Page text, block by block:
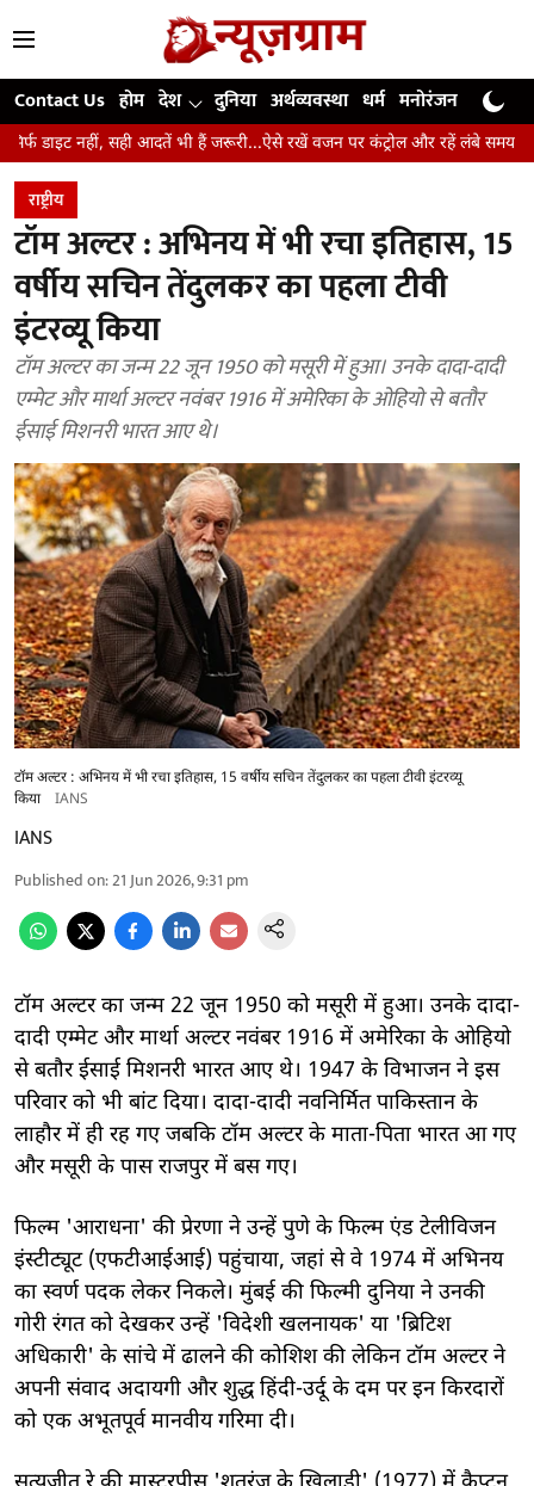
Contact Us होम देश दुनिया अर्थव्यवस्था धर्म मनोरंजन खेल
आदतें भी हैं जरूरी...ऐसे रखें वजन पर कंट्रोल और रहें लंबे समय तक स्वस्थ
राष्ट्रीय
टॉम अल्टर : अभिनय में भी रचा इतिहास, 15
वर्षीय सचिन तेंदुलकर का पहला टीवी
इंटरव्यू किया
टॉम अल्टर का जन्म 22 जून 1950 को मसूरी में हुआ। उनके दादा-दादी
एम्मेट और मार्था अल्टर नवंबर 1916 में अमेरिका के ओहियो से बतौर
ईसाई मिशनरी भारत आए थे।
टॉम अल्टर : अभिनय में भी रचा इतिहास, 15 वर्षीय सचिन तेंदुलकर का पहला टीवी इंटरव्यू
किया
IANS
IANS
Published on:21 Jun 2026, 9:31 pm
टॉम अल्टर का जन्म 22 जून 1950 को मसूरी में हुआ। उनके दादा-
दादी एम्मेट और मार्था अल्टर नवंबर 1916 में अमेरिका के ओहियो
से बतौर ईसाई मिशनरी भारत आए थे। 1947 के विभाजन ने इस
परिवार को भी बांट दिया। दादा-दादी नवनिर्मित पाकिस्तान के
लाहौर में ही रह गए जबकि टॉम अल्टर के माता-पिता भारत आ गए
और मसूरी के पास राजपुर में बस गए।
फिल्म 'आराधना' की प्रेरणा ने उन्हें पुणे के फिल्म एंड टेलीविजन
इंस्टीट्यूट (एफटीआईआई) पहुंचाया, जहां से वे 1974 में अभिनय
का स्वर्ण पदक लेकर निकले। मुंबई की फिल्मी दुनिया ने उनकी
गोरी रंगत को देखकर उन्हें 'विदेशी खलनायक' या 'ब्रिटिश
अधिकारी' के सांचे में ढालने की कोशिश की लेकिन टॉम अल्टर ने
अपनी संवाद अदायगी और शुद्ध हिंदी-उर्दू के दम पर इन किरदारों
को एक अभूतपूर्व मानवीय गरिमा दी।